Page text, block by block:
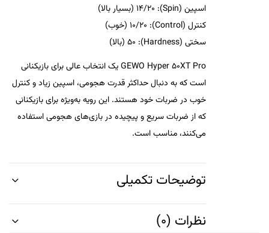
اسپین (Spin)
: 14/20 (بسیار بالا)
کنترل (Control)
: 10/20 (خوب)
سختی (Hardness)
: 50 (بالا)
GEWO Hyper 50XT Proیک انتخاب عالی برای بازیکنانی
است که به دنبال حداکثر قدرت هجومی، اسپین زیاد و کنترل
خوب در ضربات خود هستند. این رویه به‌ویژه برای بازیکنانی
که از ضربات سریع و پیچیده در بازی‌های هجومی استفاده
می‌کنند، مناسب است.
توضیحات تکمیلی
نظرات (0)